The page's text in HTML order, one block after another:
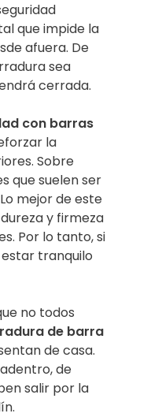
que impide la
afuera. De
sea
cerrada.
con barras
la
Sobre
que suelen ser
mejor de este
y firmeza
Por lo tanto, si
tranquilo
no todos
de barra
de casa.
de
salir por la